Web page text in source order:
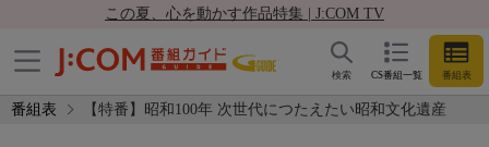
この夏、心を動かす作品特集 | J:COM TV
CS番組一覧 番組表
検索
番組表 【特番】昭和100年 次世代につたえたい昭和文化遺産